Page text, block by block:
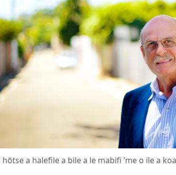
a halefile a bile a le mabifi ’me o ile a